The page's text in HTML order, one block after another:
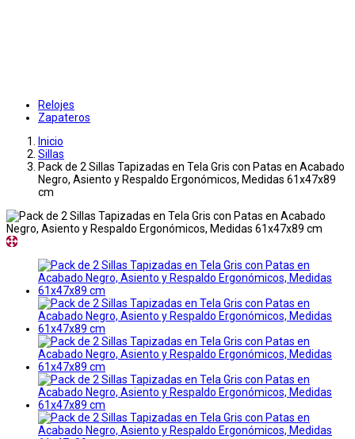
Relojes
Zapateros
Inicio
Sillas
Pack de 2 Sillas Tapizadas en Tela Gris con Patas en Acabado
Negro, Asiento y Respaldo Ergonómicos, Medidas 61x47x89
cm